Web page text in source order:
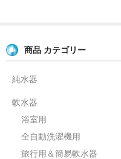
FAQ（よくある質問と回答）
お客様の声
商品 カテゴリー
純水器
軟水器
浴室用
全自動洗濯機用
旅行用＆簡易軟水器